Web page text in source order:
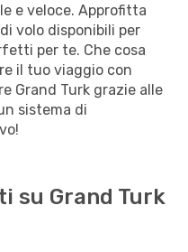
e veloce. Approfitta
volo disponibili per
per te. Che cosa
il tuo viaggio con
Grand Turk grazie alle
sistema di
su Grand Turk